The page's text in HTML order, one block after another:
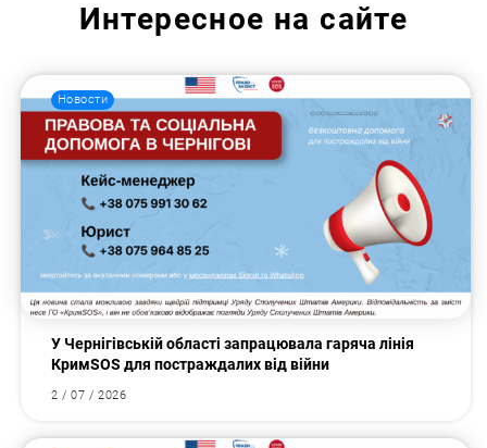
Интересное на сайте
Новости
У Чернігівській області запрацювала гаряча лінія
КримSOS для постраждалих від війни
2 / 07 / 2026